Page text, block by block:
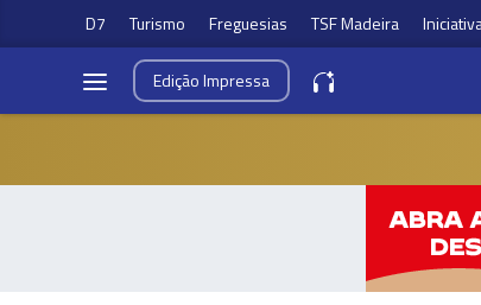
D7 Turismo Freguesias TSF Madeira
EdiçãoImpressa